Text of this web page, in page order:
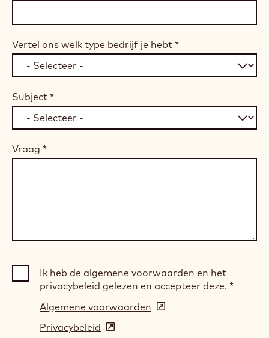
Vertel ons welk type bedrijf je hebt *
Subject *
Vraag *
Ik heb de algemene voorwaarden en het
privacybeleid gelezen en accepteer deze. *
Algemene voorwaarden (opens
Privacybeleid (opens